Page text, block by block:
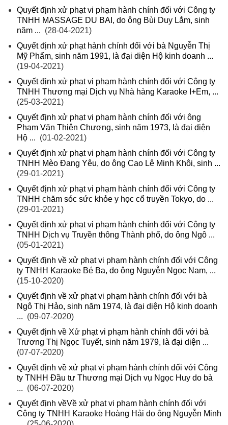
Quyết định xử phạt vi phạm hành chính đối với Công ty
TNHH MASSAGE DU BAI, do ông Bùi Duy Lắm, sinh
năm ... (28-04-2021)
Quyết định xử phạt hành chính đối với bà Nguyễn Thị
Mỹ Phẩm, sinh năm 1991, là đại diện Hộ kinh doanh ...
(19-04-2021)
Quyết định xử phạt vi phạm hành chính đối với Công ty
TNHH Thương mại Dịch vụ Nhà hàng Karaoke I+Em, ...
(25-03-2021)
Quyết định xử phạt vi phạm hành chính đối với ông
Phạm Văn Thiên Chương, sinh năm 1973, là đại diện
Hộ ... (01-02-2021)
Quyết định xử phạt vi phạm hành chính đối với Công ty
TNHH Mèo Đang Yêu, do ông Cao Lê Minh Khôi, sinh ...
(29-01-2021)
Quyết định xử phạt vi phạm hành chính đối với Công ty
TNHH chăm sóc sức khỏe y học cổ truyền Tokyo, do ...
(29-01-2021)
Quyết định xử phạt vi phạm hành chính đối với Công ty
TNHH Dịch vụ Truyền thông Thành phố, do ông Ngô ...
(05-01-2021)
Quyết định về xử phạt vi phạm hành chính đối với Công
ty TNHH Karaoke Bé Ba, do ông Nguyễn Ngọc Nam, ...
(15-10-2020)
Quyết định về xử phạt vi phạm hành chính đối với bà
Ngô Thị Hảo, sinh năm 1974, là đại diện Hộ kinh doanh
... (09-07-2020)
Quyết định về Xử phạt vi phạm hành chính đối với bà
Trương Thị Ngọc Tuyết, sinh năm 1979, là đại diện ...
(07-07-2020)
Quyết định về xử phạt vi phạm hành chính đối với Công
ty TNHH Đầu tư Thương mại Dịch vụ Ngọc Huy do bà
... (06-07-2020)
Quyết định vềVề xử phạt vi phạm hành chính đối với
Công ty TNHH Karaoke Hoàng Hải do ông Nguyễn Minh